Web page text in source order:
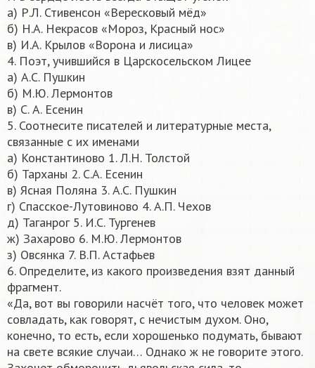
а) Р.Л. Стивенсон «Вересковый мёд»
б) Н.А. Некрасов «Мороз, Красный нос»
в) И.А. Крылов «Ворона и лисица»
4. Поэт, учившийся в Царскосельском Лицее
а) А.С. Пушкин
б) М.Ю. Лермонтов
в) С. А. Есенин
5. Соотнесите писателей и литературные места,
связанные с их именами
а) Константиново 1. Л.Н. Толстой
б) Тарханы 2. С.А. Есенин
в) Ясная Поляна 3. А.С. Пушкин
г) Спасское-Лутовиново 4. А.П. Чехов
д) Таганрог 5. И.С. Тургенев
ж) Захарово 6. М.Ю. Лермонтов
з) Овсянка 7. В.П. Астафьев
6. Определите, из какого произведения взят данный
фрагмент.
«Да, вот вы говорили насчёт того, что человек может
совладать, как говорят, с нечистым духом. Оно,
конечно, то есть, если хорошенько подумать, бывают
на свете всякие случаи… Однако ж не говорите этого.